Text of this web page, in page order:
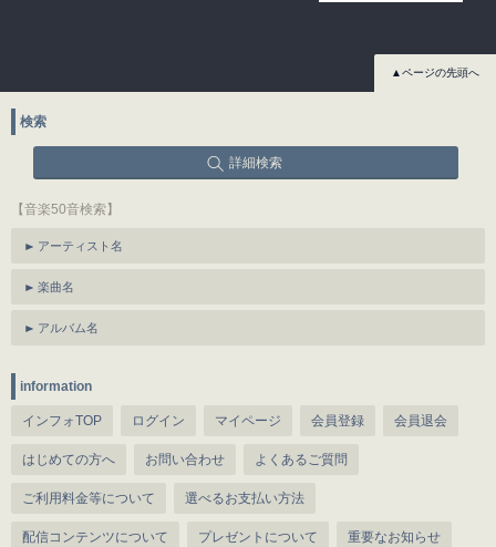
▲ページの先頭へ
検索
詳細検索
【音楽50音検索】
アーティスト名
楽曲名
アルバム名
information
インフォTOP ログイン マイページ 会員登録 会員退会
はじめての方へ お問い合わせ よくあるご質問
ご利用料金等について 選べるお支払い方法
配信コンテンツについて プレゼントについて 重要なお知らせ